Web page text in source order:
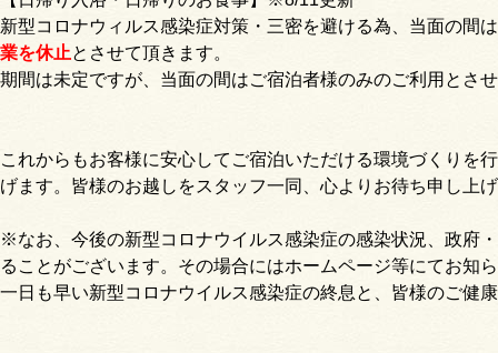
新型コロナウィルス感染症対策・三密を避ける為、当面の間
業を休止とさせて頂きます。
期間は未定ですが、当面の間はご宿泊者様のみのご利用とさ
これからもお客様に安心してご宿泊いただける環境づくりを
げます。皆様のお越しをスタッフ一同、心よりお待ち申し上
※なお、今後の新型コロナウイルス感染症の感染状況、政府
ることがございます。その場合にはホームページ等にてお知
一日も早い新型コロナウイルス感染症の終息と、皆様のご健